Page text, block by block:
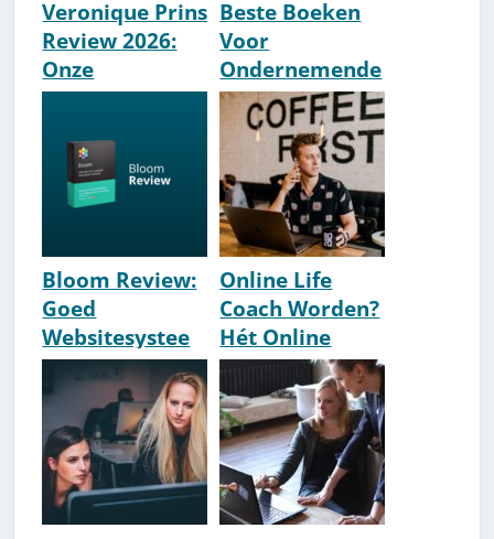
Veronique Prins
Review 2026:
Onze
Ervaringen Met
Elkaar
Beste Boeken
Voor
Ondernemende
Coaches [2026
Update] [Top 9]
Bloom Review:
Goed
Websitesystee
m Voor
Therapeuten &
Coaches?
Online Life
Coach Worden?
Hét Online
Coaching
Opzetten
Stappenplan
[2026]